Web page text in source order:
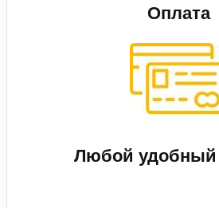
Оплата
Любой удобный